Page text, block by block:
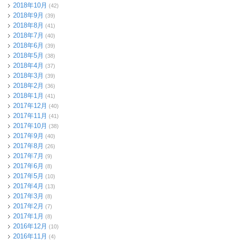
2018年10月 (42)
2018年9月 (39)
2018年8月 (41)
2018年7月 (40)
2018年6月 (39)
2018年5月 (38)
2018年4月 (37)
2018年3月 (39)
2018年2月 (36)
2018年1月 (41)
2017年12月 (40)
2017年11月 (41)
2017年10月 (38)
2017年9月 (40)
2017年8月 (26)
2017年7月 (9)
2017年6月 (8)
2017年5月 (10)
2017年4月 (13)
2017年3月 (8)
2017年2月 (7)
2017年1月 (8)
2016年12月 (10)
2016年11月 (4)